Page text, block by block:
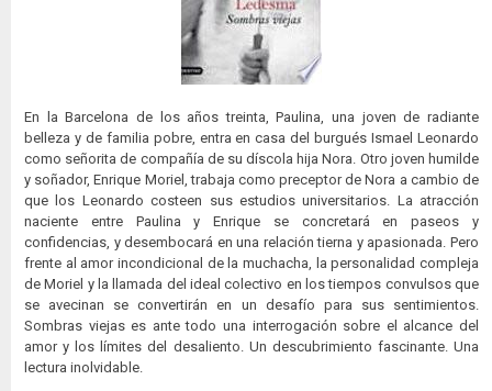
En la Barcelona de los años treinta, Paulina, una joven de radiante
belleza y de familia pobre, entra en casa del burgués Ismael Leonardo
como señorita de compañía de su díscola hija Nora. Otro joven humilde
y soñador, Enrique Moriel, trabaja como preceptor de Nora a cambio de
que los Leonardo costeen sus estudios universitarios. La atracción
naciente entre Paulina y Enrique se concretará en paseos y
confidencias, y desembocará en una relación tierna y apasionada. Pero
frente al amor incondicional de la muchacha, la personalidad compleja
de Moriel y la llamada del ideal colectivo en los tiempos convulsos que
se avecinan se convertirán en un desafío para sus sentimientos.
Sombras viejas es ante todo una interrogación sobre el alcance del
amor y los límites del desaliento. Un descubrimiento fascinante. Una
lectura inolvidable.